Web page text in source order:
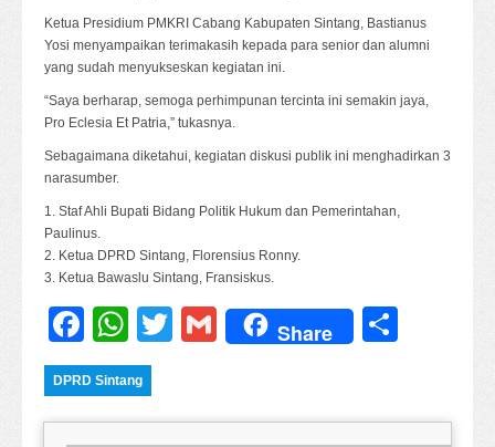
Ketua Presidium PMKRI Cabang Kabupaten Sintang, Bastianus
Yosi menyampaikan terimakasih kepada para senior dan alumni
yang sudah menyukseskan kegiatan ini.
“Saya berharap, semoga perhimpunan tercinta ini semakin jaya,
Pro Eclesia Et Patria,” tukasnya.
Sebagaimana diketahui, kegiatan diskusi publik ini menghadirkan 3
narasumber.
1. Staf Ahli Bupati Bidang Politik Hukum dan Pemerintahan,
Paulinus.
2. Ketua DPRD Sintang, Florensius Ronny.
3. Ketua Bawaslu Sintang, Fransiskus.
Facebook
WhatsApp
TwitterGmail
Share
DPRD Sintang